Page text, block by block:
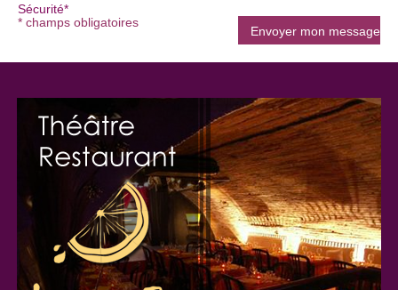
Sécurité*
* champs obligatoires